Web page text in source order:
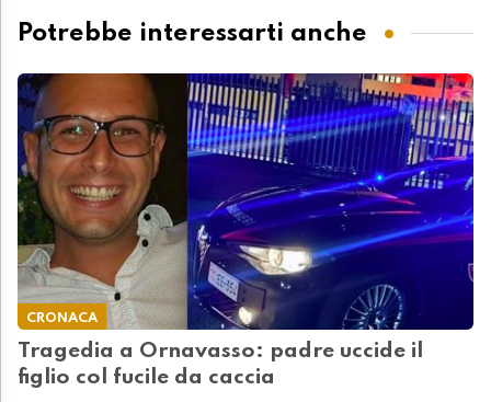
Potrebbe interessarti anche
CRONACA
Tragedia a Ornavasso: padre uccide il
figlio col fucile da caccia